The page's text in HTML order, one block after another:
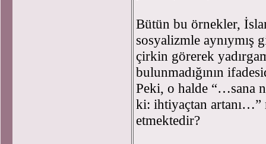
Bütün bu örnekler,
sosyalizmle aynıymış
çirkin görerek
bulunmadığının
Peki, o halde “…sana
ki: ihtiyaçtan artanı…”
etmektedir?